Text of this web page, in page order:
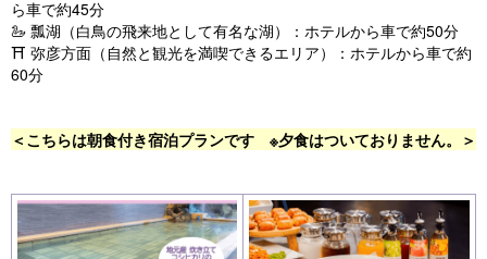
ら車で約45分
🦢 瓢湖（白鳥の飛来地として有名な湖）：ホテルから車で約50分
⛩ 弥彦方面（自然と観光を満喫できるエリア）：ホテルから車で約
60分
＜こちらは朝食付き宿泊プランです ※夕食はついておりません。＞